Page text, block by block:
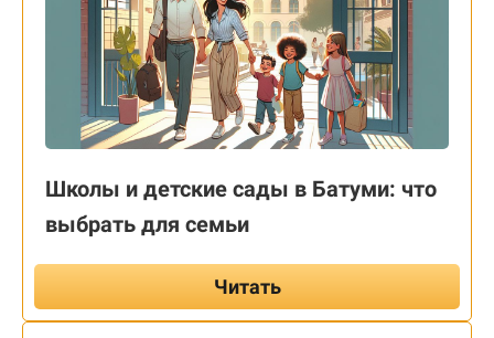
Школы и детские сады в Батуми: что
выбрать для семьи
Читать